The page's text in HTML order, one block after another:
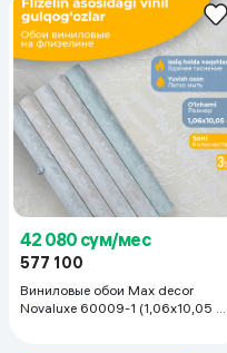
42 080 сум/мес
577 100
Виниловые обои Max decor
Novaluxe 60009-1 (1,06х10,05 м),